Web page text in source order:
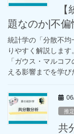
題なのか|不
統計学の「分散不
りやすく解説しま
「ガウス・マルコ
える影響までを学び
推
共